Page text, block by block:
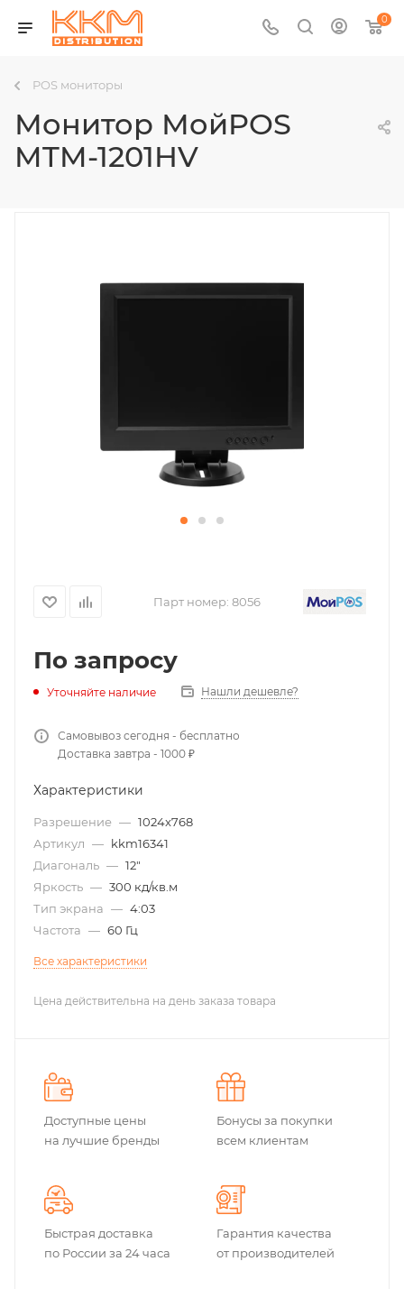
0
POS мониторы
Монитор МойPOS
MTM-1201HV
Парт номер: 8056
По запросу
Уточняйте наличие Нашли дешевле?
Самовывоз сегодня - бесплатно
Доставка завтра - 1000 ₽
Характеристики
Разрешение — 1024x768
Артикул — kkm16341
Диагональ — 12"
Яркость — 300 кд/кв.м
Тип экрана — 4:03
Частота — 60 Гц
Все характеристики
Цена действительна на день заказа товара
Доступные цены
на лучшие бренды
Бонусы за покупки
всем клиентам
Быстрая доставка
по России за 24 часа
Гарантия качества
от производителей